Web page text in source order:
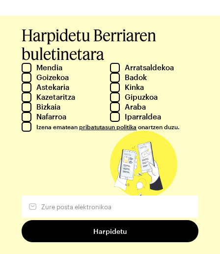
Harpidetu Berriaren
buletinetara
Mendia
Arratsaldekoa
Goizekoa
Badok
Astekaria
Kinka
Kazetaritza
Gipuzkoa
Bizkaia
Araba
Nafarroa
Iparraldea
Izena ematean pribatutasun politika onartzen duzu.